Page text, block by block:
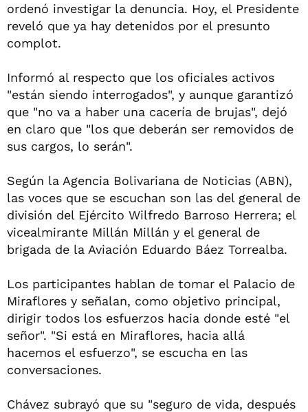
ordenó investigar la denuncia. Hoy, el Presidente
reveló que ya hay detenidos por el presunto
complot.
Informó al respecto que los oficiales activos
"están siendo interrogados", y aunque garantizó
que "no va a haber una cacería de brujas", dejó
en claro que "los que deberán ser removidos de
sus cargos, lo serán".
Según la Agencia Bolivariana de Noticias (ABN),
las voces que se escuchan son las del general de
división del Ejército Wilfredo Barroso Herrera; el
vicealmirante Millán Millán y el general de
brigada de la Aviación Eduardo Báez Torrealba.
Los participantes hablan de tomar el Palacio de
Miraflores y señalan, como objetivo principal,
dirigir todos los esfuerzos hacia donde esté "el
señor". "Si está en Miraflores, hacia allá
hacemos el esfuerzo", se escucha en las
conversaciones.
Chávez subrayó que su "seguro de vida, después